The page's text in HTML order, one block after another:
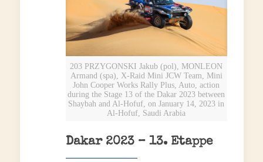
203 PRZYGONSKI Jakub (pol), MONLEON
Armand (spa), X-Raid Mini JCW Team, Mini
John Cooper Works Rally Plus, Auto, action
during the Stage 13 of the Dakar 2023 between
Shaybah and Al-Hofuf, on January 14, 2023 in
Al-Hofuf, Saudi Arabia
Dakar 2023 – 13. Etappe